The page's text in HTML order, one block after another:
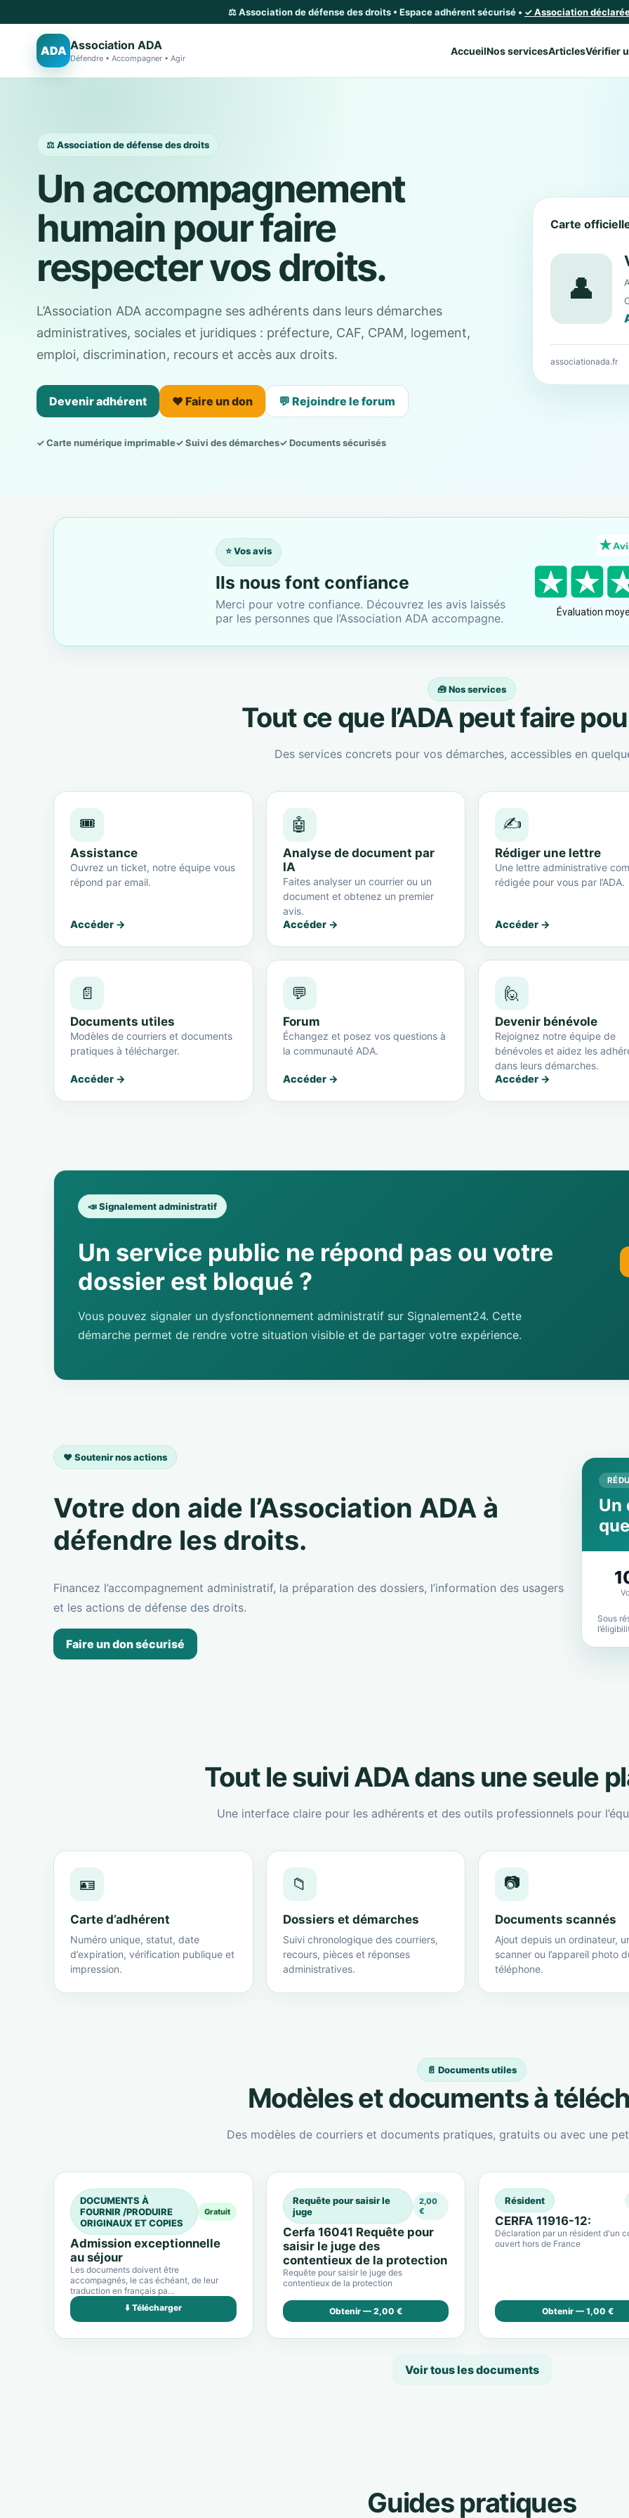
⚖️ Association de défense des droits • Espace adhérent sécurisé • ✓ Association
ADA Association ADA
Défendre • Accompagner • Agir
AccueilNos servicesArticlesVérifier
⚖️ Association de défense des droits
Un accompagnement
humain pour faire
respecter vos droits.
L’Association ADA accompagne ses adhérents dans leurs démarches
administratives, sociales et juridiques : préfecture, CAF, CPAM, logement,
emploi, discrimination, recours et accès aux droits.
Devenir adhérent ❤️ Faire un don 💬 Rejoindre le forum
✓ Carte numérique imprimable✓ Suivi des démarches✓ Documents sécurisés
Carte
👤
associationada.fr
⭐ Vos avis
Ils nous font confiance
Merci pour votre confiance. Découvrez les avis laissés
par les personnes que l’Association ADA accompagne.
🧰 Nos services
Tout ce que l’ADA peut faire
Des services concrets pour vos démarches, accessibles en
🎟️
Assistance
Ouvrez un ticket, notre équipe vous
répond par email.
Accéder →
🤖
Analyse de document par
IA
Faites analyser un courrier ou un
document et obtenez un premier
avis.
Accéder →
✍️
Rédiger une lettre
Une lettre administrative
rédigée pour vous par l’ADA.
Accéder →
📄
Documents utiles
Modèles de courriers et documents
pratiques à télécharger.
Accéder →
💬
Forum
Échangez et posez vos questions à
la communauté ADA.
Accéder →
🙋
Devenir bénévole
Rejoignez notre équipe de
bénévoles et aidez les
dans leurs démarches.
Accéder →
📣 Signalement administratif
Un service public ne répond pas ou votre
dossier est bloqué ?
Vous pouvez signaler un dysfonctionnement administratif sur Signalement24. Cette
démarche permet de rendre votre situation visible et de partager votre expérience.
❤️ Soutenir nos actions
Votre don aide l’Association ADA à
défendre les droits.
Financez l’accompagnement administratif, la préparation des dossiers, l’information des usagers
et les actions de défense des droits.
Faire un don sécurisé
Un
Sous
Tout le suivi ADA dans une seule
Une interface claire pour les adhérents et des outils professionnels pour
🪪
Carte d’adhérent
Numéro unique, statut, date
d’expiration, vérification publique et
impression.
📁
Dossiers et démarches
Suivi chronologique des courriers,
recours, pièces et réponses
administratives.
📷
Documents scannés
Ajout depuis un ordinateur,
scanner ou l’appareil photo
téléphone.
📄 Documents utiles
Modèles et documents à
Des modèles de courriers et documents pratiques, gratuits ou avec une
DOCUMENTS À
FOURNIR /PRODUIRE
ORIGINAUX ET COPIES
Gratuit
Admission exceptionnelle
au séjour
Les documents doivent être
accompagnés, le cas échéant, de leur
traduction en français pa…
⬇️ Télécharger
Requête pour saisir le
juge
2,00
€
Cerfa 16041 Requête pour
saisir le juge des
contentieux de la protection
Requête pour saisir le juge des
contentieux de la protection
Obtenir — 2,00 €
Résident
CERFA 11916-12:
Déclaration par un résident d'un
ouvert hors de France
Obtenir — 1,00 €
Voir tous les documents
Guides pratiques